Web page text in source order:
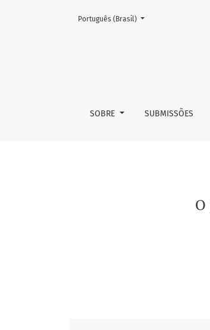
O papel do orientador
SOBRE SUBMISSÕES
Mudar o idioma. O atual é:
Português (Brasil)